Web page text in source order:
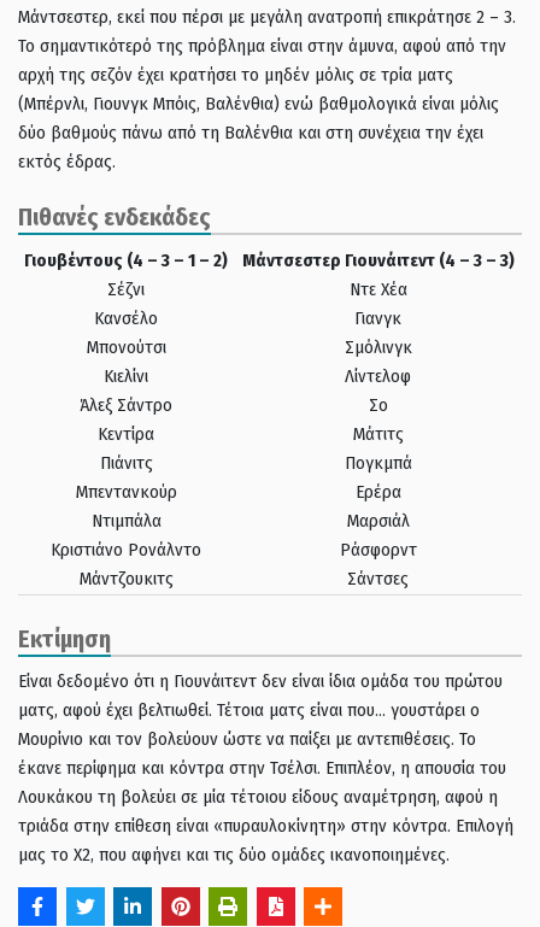
Μάντσεστερ, εκεί που πέρσι με μεγάλη ανατροπή επικράτησε 2 – 3.
Το σημαντικότερό της πρόβλημα είναι στην άμυνα, αφού από την
αρχή της σεζόν έχει κρατήσει το μηδέν μόλις σε τρία ματς
(Μπέρνλι, Γιουνγκ Μπόις, Βαλένθια) ενώ βαθμολογικά είναι μόλις
δύο βαθμούς πάνω από τη Βαλένθια και στη συνέχεια την έχει
εκτός έδρας.
Πιθανές ενδεκάδες
Γιουβέντους (4 – 3 – 1 – 2)
Σέζνι
Κανσέλο
Μπονούτσι
Κιελίνι
Άλεξ Σάντρο
Κεντίρα
Πιάνιτς
Μπεντανκούρ
Ντιμπάλα
Κριστιάνο Ρονάλντο
Μάντζουκιτς
Μάντσεστερ Γιουνάιτεντ (4 – 3 – 3)
Ντε Χέα
Γιανγκ
Σμόλινγκ
Λίντελοφ
Σο
Μάτιτς
Πογκμπά
Ερέρα
Μαρσιάλ
Ράσφορντ
Σάντσες
Εκτίμηση
Είναι δεδομένο ότι η Γιουνάιτεντ δεν είναι ίδια ομάδα του πρώτου
ματς, αφού έχει βελτιωθεί. Τέτοια ματς είναι που… γουστάρει ο
Μουρίνιο και τον βολεύουν ώστε να παίξει με αντεπιθέσεις. Το
έκανε περίφημα και κόντρα στην Τσέλσι. Επιπλέον, η απουσία του
Λουκάκου τη βολεύει σε μία τέτοιου είδους αναμέτρηση, αφού η
τριάδα στην επίθεση είναι «πυραυλοκίνητη» στην κόντρα. Επιλογή
μας το Χ2, που αφήνει και τις δύο ομάδες ικανοποιημένες.